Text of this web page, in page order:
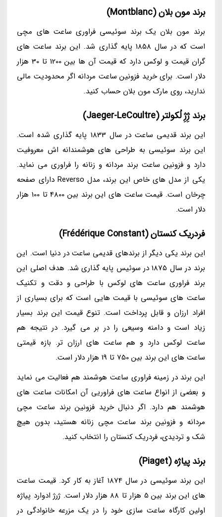
برند مون بلان (Montblanc)
برند مون بلان یک برند سوئیسی فراوری ساعت های مچی
است که در سال 1858 پایه گذاری شد. این برند ساعت های
گران قیمت و لوکس دارد که قیمت آن ها بین 1200 تا 30 هزار
دلار است. برای خرید فزونین ساعت مردانه اگر محدودیت مالی
ندارید، روی مارک مون بلان حساب کنید.
برند ژِژِ لُکولتر (Jaeger-LeCoultre)
این برند قدیمی ساعت در سال 1833 پایه گذاری شده است.
این برند سوئیسی به طراحی های هوشمندانه اش معروفیت
دارد و فزونین ساعت برند مردانه و زنانه را فراوری می نماید.
یکی از مدل های خاص این برند، مدل Reverso دارای صفحه
چرخان است. قیمت ساعت های این برند بین 4800 تا 100 هزار
دلار است.
فردریک کنستان (Frédérique Constant)
این برند یکی دیگر از برندهای قدیمی ساعت در دنیا است. این
برند در سال 1875 در سوئیس پایه گذاری شد. هدف اصلی این
برند فراوری ساعت های لوکس با طراحی و دقت و تکنیک
ساعت های سوئیسی با قیمت هایی است که برای بسیاری از
افراد ارزان و قابل پرداخت است. تنوع قیمت این برند بسیار
زیاد است و دامنه وسیعی را در بر می گیرد. در نتیجه هم
ساعت لوکس دارد و هم ساعت های ارزان تر. بازه قیمتی
ساعت های این برند بین 750 تا 19 هزار دلار است.
این برند در زمینه فراوری ساعت هوشمند هم فعالیت می نماید
و بعضی از انواع ساعت های فراوریی آن امکانات ساعت های
هوشمند هم دارد. اگر دنبال خرید فزونین برند ساعت مچی
مردانه و فزونین برند ساعت مچی زنانه هستید، بدون هیچ
شک و تردیدی، فردریک کنستان را انتخاب کنید.
برند پیاژه (Piaget)
این برند سوئیسی در سال 1874 آغاز به کار کرد. قیمت ساعت
های این برند بین 5 هزار تا 88 هزار دلار است. ژرژ ادوارد پیاژه
اولین کارگاه ساعت سازی خود را در یک مزرعه خانوادگی در